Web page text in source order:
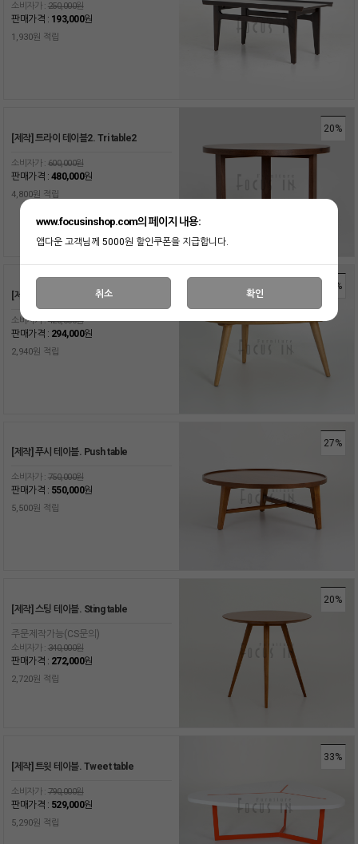
소비자가 : 250,000원
판매가격 : 193,000원
1,930원 적립
20%
[제작] 트라이 테이블2. Tri table2
소비자가 : 600,000원
판매가격 : 480,000원
4,800원 적립
30%
[제작] 망고 테이블. Mango table
소비자가 :420,000원
판매가격 : 294,000원
2,940원 적립
27%
[제작] 푸시 테이블. Push table
소비자가 : 750,000원
판매가격 : 550,000원
5,500원 적립
20%
[제작] 스팅 테이블. Sting table
주문제작가능(CS문의)
소비자가 : 340,000원
판매가격 : 272,000원
2,720원 적립
33%
[제작] 트윗 테이블. Tweet table
소비자가 : 790,000원
판매가격 : 529,000원
5,290원 적립
www.focusinshop.com의 페이지 내용:
앱다운 고객님께 5000원 할인쿠폰을 지급합니다.
취소 확인